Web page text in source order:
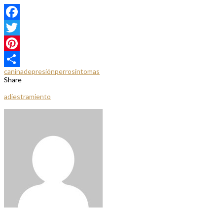
Facebook
Twitter
Pinterest
Compartir
caninadepresiónperrosintomas
Share
adiestramiento